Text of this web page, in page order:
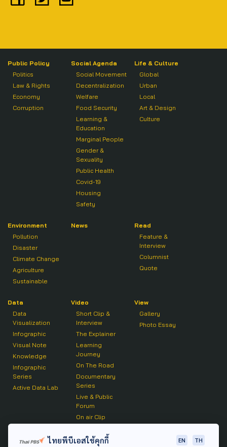
Public Policy
Politics
Law & Rights
Economy
Corruption
Social Agenda
Social Movement
Decentralization
Welfare
Food Security
Learning &
Education
Marginal People
Gender &
Sexuality
Public Health
Covid-19
Housing
Safety
Life & Culture
Global
Urban
Local
Art & Design
Culture
Environment
Pollution
Disaster
Climate Change
Agriculture
Sustainable
News
Read
Feature &
Interview
Columnist
Quote
Data
Data
Visualization
Infographic
Visual Note
Knowledge
Infographic
Series
Active Data Lab
Video
Short Clip &
Interview
The Explainer
Learning
Journey
On The Road
Documentary
Series
Live & Public
Forum
On air Clip
View
Gallery
Photo Essay
Podcast
ไทยพีบีเอสใช้คุกกี้ EN TH